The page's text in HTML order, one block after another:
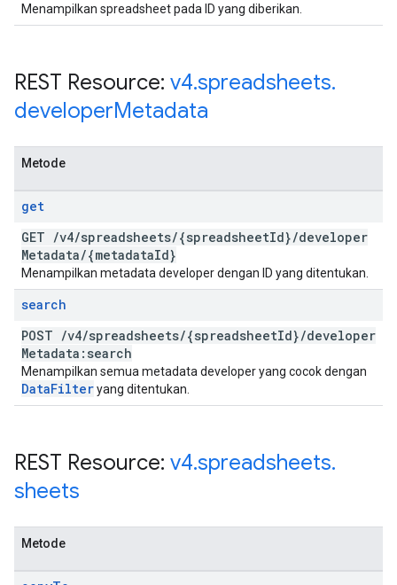
Menampilkan spreadsheet pada ID yang diberikan.
REST Resource: v4.spreadsheets.
developerMetadata
Metode
get
GET /v4/spreadsheets/{spreadsheetId}/developer
Metadata/{metadataId}
Menampilkan metadata developer dengan ID yang ditentukan.
search
POST /v4/spreadsheets/{spreadsheetId}/developer
Metadata:search
Menampilkan semua metadata developer yang cocok dengan
DataFilteryang ditentukan.
REST Resource: v4.spreadsheets.
sheets
Metode